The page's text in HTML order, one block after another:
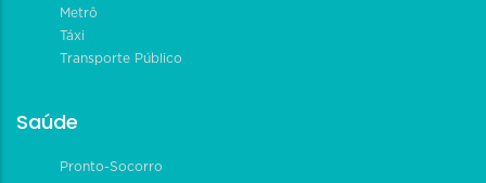
Metrô
Táxi
Transporte Público
Saúde
Pronto-Socorro